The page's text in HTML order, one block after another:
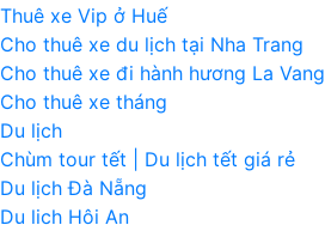
Thuê xe Vip ở Huế
Cho thuê xe du lịch tại Nha Trang
Cho thuê xe đi hành hương La Vang
Cho thuê xe tháng
Du lịch
Chùm tour tết | Du lịch tết giá rẻ
Du lịch Đà Nẵng
Du lịch Hội An